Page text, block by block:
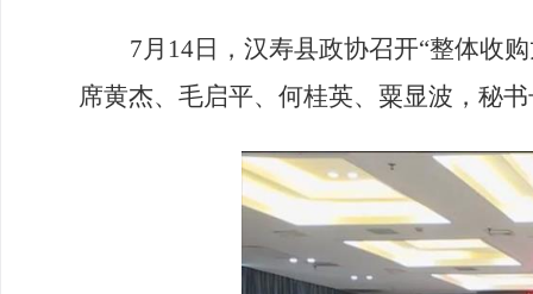
政协章程
7月14日，汉寿县政协召开“整体收
席黄杰、毛启平、何桂英、粟显波，秘